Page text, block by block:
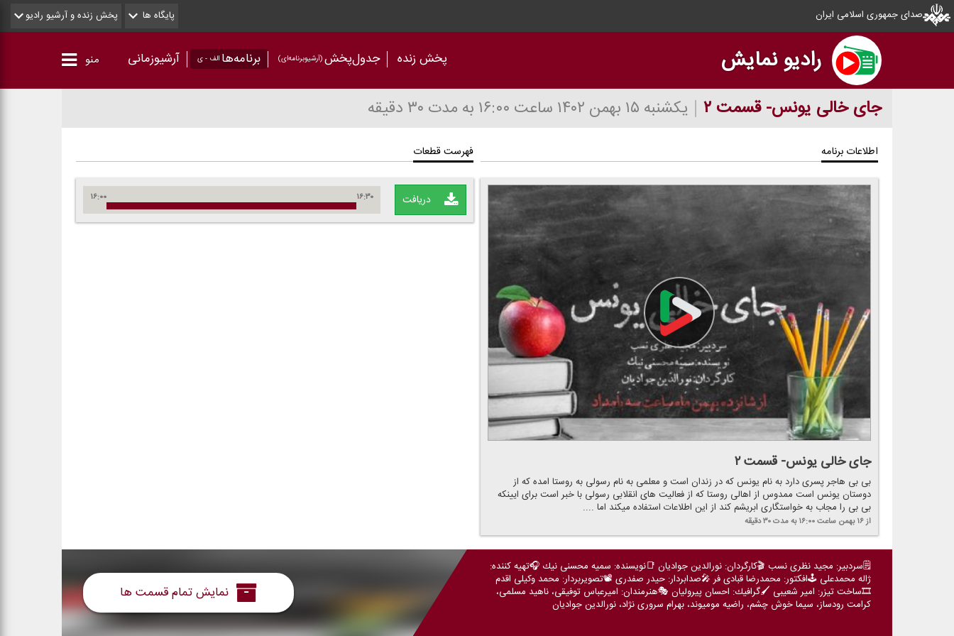
صدای جمهوری اسلامی ایران پایگاه ها پخش زنده و آرشیو رادیو
رادیو نمایش پخش زنده جدول‌پخش(آرشیو‌برنامه‌ای) برنامه‌ها الف - ی آرشیوزمانی منو
جای خالی یونس- قسمت ۲ یکشنبه ۱۵ بهمن ۱۴۰۲ ساعت ۱۶:۰۰ به مدت ۳۰ دقیقه
اطلاعات برنامه
جای خالی یونس- قسمت ۲
بی بی هاجر پسری دارد به نام یونس كه در زندان است و معلمی به نام رسولی به روستا امده كه از
دوستان یونس است ممدوس از اهالی روستا كه از فعالیت های انقلابی رسولی با خبر است برای ایینكه
بی بی را مجاب به خواستگاری ابریشم كند از این اطلاعات استفاده میكند اما ....
از ۱۶ بهمن ساعت ۱۶:۰۰ به مدت ۳۰ دقیقه
فهرست قطعات
دریافت ۱۶:۰۰ ۱۶:۳۰
🗒️سردبیر: مجید نظری نسب 🎬كارگردان: نورالدین جوادیان 📑نویسنده: سمیه محسنی نیك 🎧تهیه كننده:
ژاله محمدعلی 🕹️افكتور: محمدرضا قبادی فر 🎤صدابردار: حیدر صفدری 📽️تصویربردار: محمد وكیلی اقدم
🎞️ساخت تیزر: امیر شعیبی 🖌️گرافیك: احسان پیرولیان 🎭هنرمندان: امیرعباس توفیقی، ناهید مسلمی،
كرامت رودساز، سیما خوش چشم، راضیه مومیوند، بهرام سروری نژاد، نورالدین جوادیان
نمایش تمام قسمت ها